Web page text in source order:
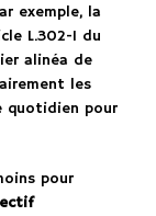
exemple, la
L.302-1 du
alinéa de
les
quotidien pour
pour